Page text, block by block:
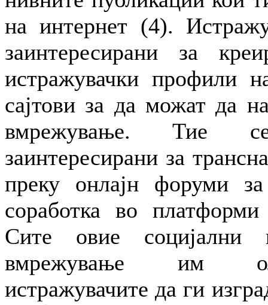
на интернет (4).
заинтересирани за
истражувачки профили
сајтови за да можат да
вмрежување. Тие
заинтересирани за
преку онлајн форуми
соработка во
Сите овие социјални
вмрежување им
истражувачите да ги